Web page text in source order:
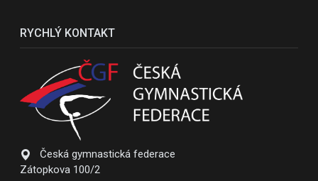
RYCHLÝ KONTAKT
Česká gymnastická federace
Zátopkova 100/2